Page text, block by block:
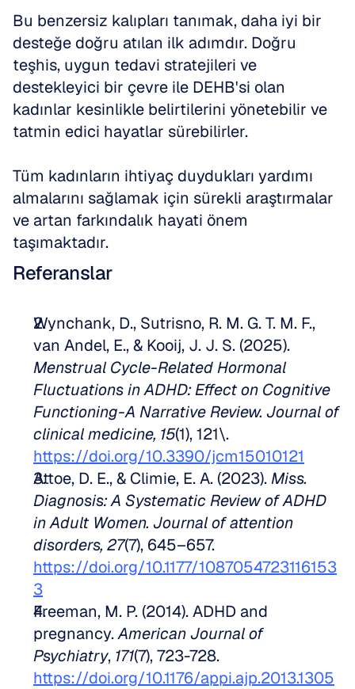
Bu benzersiz kalıpları tanımak, daha iyi bir
desteğe doğru atılan ilk adımdır. Doğru
teşhis, uygun tedavi stratejileri ve
destekleyici bir çevre ile DEHB'si olan
kadınlar kesinlikle belirtilerini yönetebilir ve
tatmin edici hayatlar sürebilirler.
Tüm kadınların ihtiyaç duydukları yardımı
almalarını sağlamak için sürekli araştırmalar
ve artan farkındalık hayati önem
taşımaktadır.
Referanslar
Wynchank, D., Sutrisno, R. M. G. T. M. F.,
Menstrual Cycle-Related Hormonal
Fluctuations in ADHD: Effect on Cognitive
Functioning-A Narrative Review. Journal of
clinical medicine, 15
https://doi.org/10.3390/jcm15010121
Attoe, D. E., & Climie, E. A. (2023). Miss.
Diagnosis: A Systematic Review of ADHD
in Adult Women. Journal of attention
disorders, 27
https://doi.org/10.1177/1087054723116153
3
Freeman, M. P. (2014). ADHD and
pregnancy. American Journal of
Psychiatry, 171
https://doi.org/10.1176/appi.ajp.2013.1305